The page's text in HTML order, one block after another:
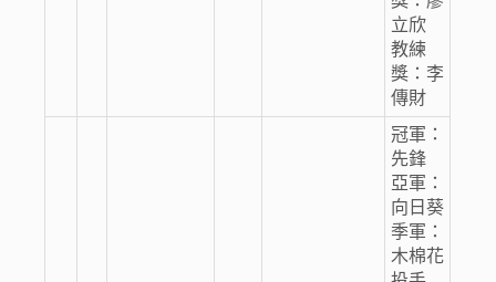
立欣
教練
獎：李
傳財
冠軍：
先鋒
亞軍：
向日葵
季軍：
木棉花